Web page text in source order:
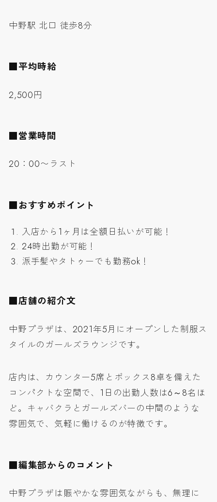
中野駅 北口 徒歩8分
■平均時給
2,500円
■営業時間
20：00〜ラスト
■おすすめポイント
入店から1ヶ月は全額日払いが可能！
24時出勤が可能！
派手髪やタトゥーでも勤務ok！
■店舗の紹介文
中野プラザは、2021年5月にオープンした制服ス
タイルのガールズラウンジです。
店内は、カウンター5席とボックス8卓を備えた
コンパクトな空間で、1日の出勤人数は6～8名ほ
ど。 キャバクラとガールズバーの中間のような
雰囲気で、 気軽に働ける のが特徴です。
■編集部からのコメント
中野プラザは賑やかな雰囲気ながらも、無理に